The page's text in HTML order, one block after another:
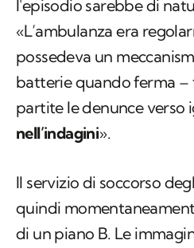
l'episodio sarebbe di
«L’ambulanza era
possedeva un
batterie quando ferma –
partite le denunce verso
nell’indagini».
Il servizio di soccorso
quindi
di un piano B. Le